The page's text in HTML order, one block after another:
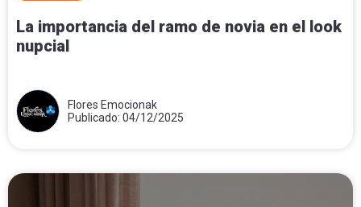
La importancia del ramo de novia en el look
nupcial
Flores Emocionak
Publicado: 04/12/2025